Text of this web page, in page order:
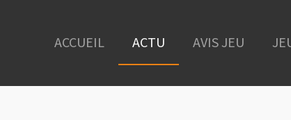
ACCUEIL ACTU AVIS JEU